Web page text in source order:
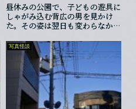
昼休みの公園で、子どもの遊具に
しゃがみ込む背広の男を見かけ
た。その姿は翌日も変わらなかっ
ではなく影のほうだった。
写真怪談